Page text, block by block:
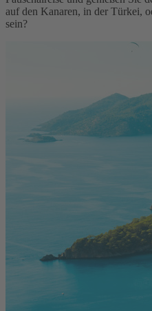
auf den Kanaren, in der Türkei,
sein?